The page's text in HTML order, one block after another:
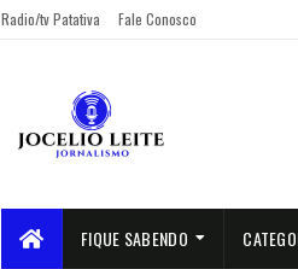
Radio/tv Patativa Fale Conosco
FIQUE SABENDO